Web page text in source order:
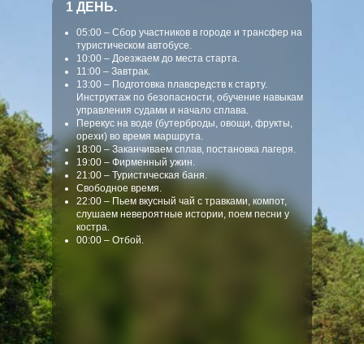
1 ДЕНЬ.
05:00 – Сбор участников в городе и трансфер на
туристическом автобусе.
10:00 – Доезжаем до места старта.
11:00 – Завтрак.
13:00 – Подготовка плавсредств к старту.
Инструктаж по безопасности, обучение навыкам
управления судами и начало сплава.
Перекус на воде (бутерброды, овощи, фрукты,
орехи) во время маршрута.
18:00 – Заканчиваем сплав, постановка лагеря.
19:00 – Фирменный ужин.
21:00 – Туристическая баня.
Свободное время.
22:00 – Пьем вкусный чай с травками, компот,
слушаем невероятные истории, поем песни у
костра.
00:00 – Отбой.